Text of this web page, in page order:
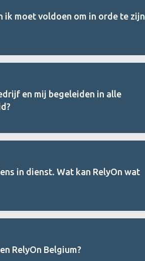
moet voldoen om in orde te zijn
en mij begeleiden in alle
in dienst. Wat kan RelyOn wat
RelyOn Belgium?